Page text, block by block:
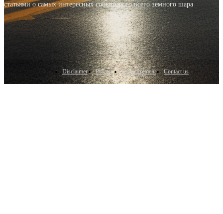
статьями о самых интересных событиях со всего земного шара
Disclaimer Privacy Advertisement Contact us